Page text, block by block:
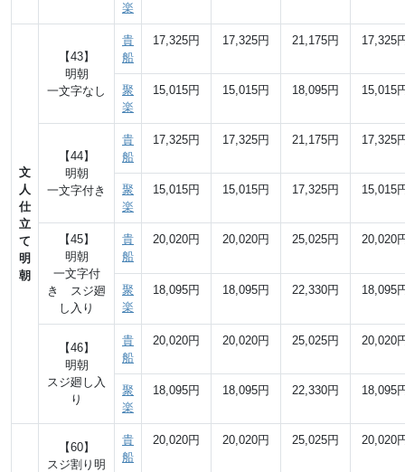
楽
文
人
仕
立
て
明
朝
【43】
明朝
一文字なし
貴
船
17,325円 17,325円 21,175円 17,325
聚
楽
15,015円 15,015円 18,095円 15,015
【44】
明朝
一文字付き
貴
船
17,325円 17,325円 21,175円 17,325
聚
楽
15,015円 15,015円 17,325円 15,015
【45】
明朝
一文字付
き スジ廻
し入り
貴
船
20,020円 20,020円 25,025円 20,020
聚
楽
18,095円 18,095円 22,330円 18,095
【46】
明朝
スジ廻し入
り
貴
船
20,020円 20,020円 25,025円 20,020
聚
楽
18,095円 18,095円 22,330円 18,095
【60】
スジ割り明
貴
船
20,020円 20,020円 25,025円 20,020